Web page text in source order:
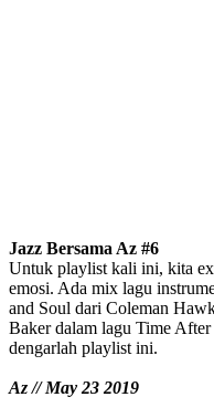
Jazz Bersama Az #6
Untuk playlist kali ini, kita
emosi. Ada mix lagu
and Soul dari Coleman
Baker dalam lagu Time
dengarlah playlist ini.
Az // May 23 2019